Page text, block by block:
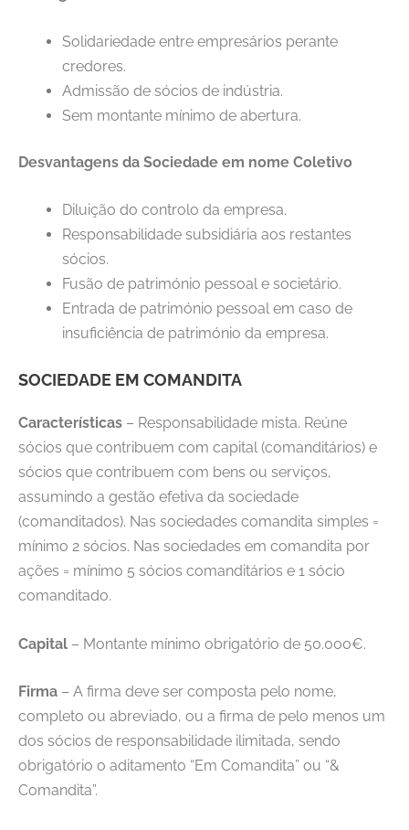
Solidariedade entre empresários perante
credores.
Admissão de sócios de indústria.
Sem montante mínimo de abertura.
Desvantagens da Sociedade em nome Coletivo
Diluição do controlo da empresa.
Responsabilidade subsidiária aos restantes
sócios.
Fusão de património pessoal e societário.
Entrada de património pessoal em caso de
insuficiência de património da empresa.
SOCIEDADE EM COMANDITA
Características – Responsabilidade mista. Reúne
sócios que contribuem com capital (comanditários) e
sócios que contribuem com bens ou serviços,
assumindo a gestão efetiva da sociedade
(comanditados). Nas sociedades comandita simples =
mínimo 2 sócios. Nas sociedades em comandita por
ações = mínimo 5 sócios comanditários e 1 sócio
comanditado.
Capital – Montante mínimo obrigatório de 50.000€.
Firma – A firma deve ser composta pelo nome,
completo ou abreviado, ou a firma de pelo menos um
dos sócios de responsabilidade ilimitada, sendo
obrigatório o aditamento “Em Comandita” ou “&
Comandita”.